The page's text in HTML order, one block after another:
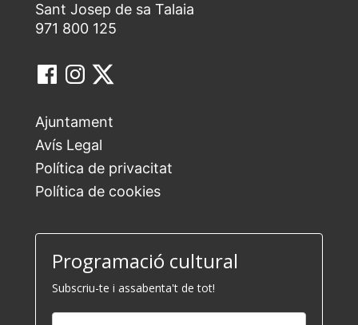
Sant Josep de sa Talaia
971 800 125
Ajuntament
Avís Legal
Política de privacitat
Política de cookies
Programació cultural
Subscriu-te i assabenta't de tot!